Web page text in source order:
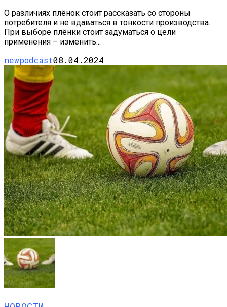
О различиях плёнок стоит рассказать со стороны
потребителя и не вдаваться в тонкости производства.
При выборе плёнки стоит задуматься о цели
применения – изменить...
newpodcast08.04.2024